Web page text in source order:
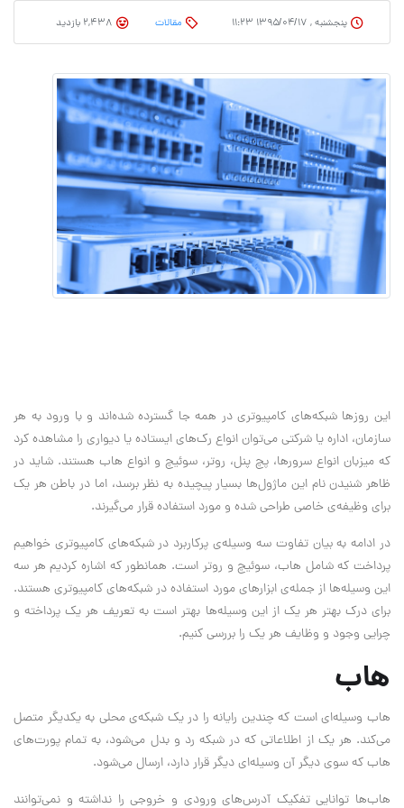
پنجشنبه , ۱۳۹۵/۰۴/۱۷ ۱۱:۲۳ مقالات
این روزها شبکه‌های کامپیوتری در همه جا گسترده شده‌اند و با ورود به هر
سازمان، اداره یا شرکتی می‌توان انواع رک‌های ایستاده یا دیواری را مشاهده کرد
که میزبان انواع سرورها، پچ پنل، روتر، سوئیچ و انواع هاب هستند. شاید در
ظاهر شنیدن نام این ماژول‌ها بسیار پیچیده به نظر برسد، اما در باطن هر یک
برای وظیفه‌ی خاصی طراحی شده و مورد استفاده قرار می‌گیرند.
در ادامه به بیان تفاوت سه وسیله‌ی پرکاربرد در شبکه‌های کامپیوتری خواهیم
پرداخت که شامل هاب، سوئیچ و روتر است. همانطور که اشاره کردیم هر سه
این وسیله‌ها از جمله‌ی ابزار‌های مورد استفاده در شبکه‌های کامپیوتری هستند.
برای درک بهتر هر یک از این وسیله‌ها بهتر است به تعریف هر یک پرداخته و
چرایی وجود و وظایف هر یک را بررسی کنیم.
هاب
هاب وسیله‌ای است که چندین رایانه را در یک شبکه‌ی محلی به یکدیگر متصل
می‌کند. هر یک از اطلاعاتی که در شبکه رد و بدل می‌شود، به تمام پورت‌های
هاب که سوی دیگر آن وسیله‌ای دیگر قرار دارد، ارسال می‌شود.
هاب‌ها توانایی تفکیک آدرس‌های ورودی و خروجی را نداشته و نمی‌توانند